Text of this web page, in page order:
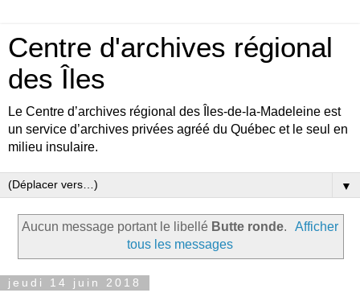
Centre d'archives régional
des Îles
Le Centre d’archives régional des Îles-de-la-Madeleine est
un service d’archives privées agréé du Québec et le seul en
milieu insulaire.
▼
Aucun message portant le libellé Butte ronde.
Afficher
tous les messages
jeudi 14 juin 2018